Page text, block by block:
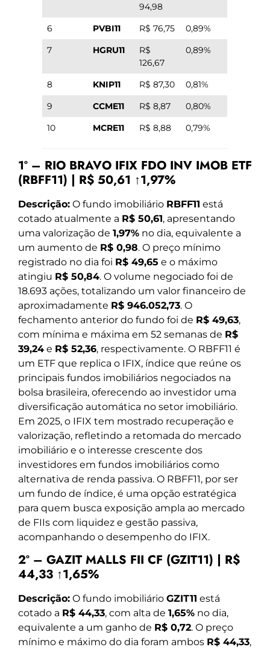
94,98
6 PVBI11 R$ 76,75
0,89%
7
HGRU11
R$
126,67
0,89%
8 KNIP11 R$ 87,30
0,81%
9
CCME11 R$ 8,87
0,80%
10
MCRE11 R$ 8,88 0,79%
1º – RIO BRAVO IFIX FDO INV IMOB ETF
(RBFF11) | R$ 50,61 ↑1,97%
Descrição: O fundo imobiliário RBFF11 está
cotado atualmente a R$ 50,61, apresentando
uma valorização de 1,97% no dia, equivalente a
um aumento de R$ 0,98. O preço mínimo
registrado no dia foi R$ 49,65 e o máximo
atingiu R$ 50,84. O volume negociado foi de
18.693 ações, totalizando um valor financeiro de
aproximadamente R$ 946.052,73. O
fechamento anterior do fundo foi de R$ 49,63,
com mínima e máxima em 52 semanas de R$
39,24 e R$ 52,36, respectivamente. O RBFF11 é
um ETF que replica o IFIX, índice que reúne os
principais fundos imobiliários negociados na
bolsa brasileira, oferecendo ao investidor uma
diversificação automática no setor imobiliário.
Em 2025, o IFIX tem mostrado recuperação e
valorização, refletindo a retomada do mercado
imobiliário e o interesse crescente dos
investidores em fundos imobiliários como
alternativa de renda passiva. O RBFF11, por ser
um fundo de índice, é uma opção estratégica
para quem busca exposição ampla ao mercado
de FIIs com liquidez e gestão passiva,
acompanhando o desempenho do IFIX.
2º – GAZIT MALLS FII CF (GZIT11) | R$
44,33 ↑1,65%
Descrição: O fundo imobiliário GZIT11 está
cotado a R$ 44,33, com alta de 1,65% no dia,
equivalente a um ganho de R$ 0,72. O preço
mínimo e máximo do dia foram ambos R$ 44,33,